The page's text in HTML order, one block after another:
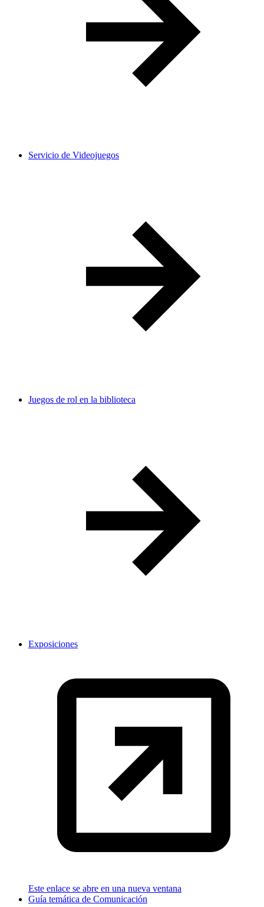
Servicio de Videojuegos
Juegos de rol en la biblioteca
Exposiciones
Este enlace se abre en una nueva ventana
Guía temática de Comunicación